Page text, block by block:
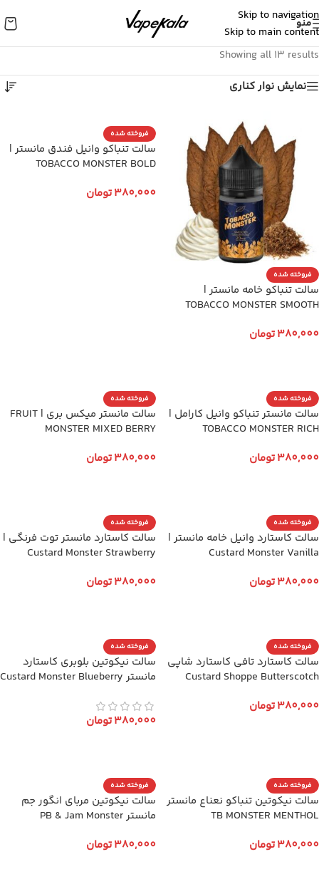
Skip to navigation
Skip to main content
منو
Showing all 13 results
نمایش نوار کناری
فروخته شده
سالت تنباکو خامه مانستر |
TOBACCO MONSTER SMOOTH
380,000تومان
فروخته شده
سالت تنباکو وانیل فندق مانستر |
TOBACCO MONSTER BOLD
380,000تومان
فروخته شده
سالت مانستر تنباکو وانیل کارامل |
TOBACCO MONSTER RICH
380,000تومان
فروخته شده
سالت مانستر میکس بری | FRUIT
MONSTER MIXED BERRY
380,000تومان
فروخته شده
سالت کاستارد وانیل خامه مانستر |
Custard Monster Vanilla
380,000تومان
فروخته شده
سالت کاستارد مانستر توت فرنگی |
Custard Monster Strawberry
380,000تومان
فروخته شده
سالت کاستارد تافی کاستارد شاپی
Custard Shoppe Butterscotch
380,000تومان
فروخته شده
سالت نیکوتین بلوبری کاستارد
مانستر Custard Monster Blueberry
380,000تومان
فروخته شده
سالت نیکوتین تنباکو نعناع مانستر
TB MONSTER MENTHOL
380,000تومان
فروخته شده
سالت نیکوتین مربای انگور جم
مانستر PB & Jam Monster
380,000تومان